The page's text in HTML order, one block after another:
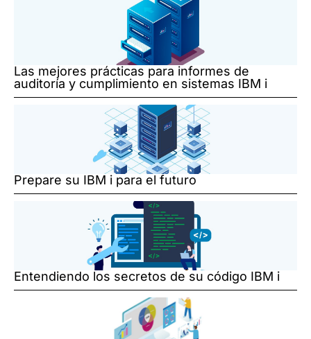
Las mejores prácticas para informes de
auditoría y cumplimiento en sistemas IBM i
Prepare su IBM i para el futuro
Entendiendo los secretos de su código IBM i